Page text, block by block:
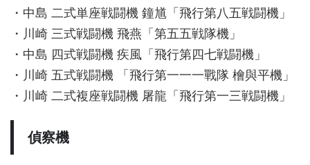
・中島 二式単座戦闘機 鐘馗「飛行第八五戦闘機」
・川崎 三式戦闘機 飛燕「第五五戦隊機」
・中島 四式戦闘機 疾風「飛行第四七戦闘機」
・川崎 五式戦闘機 「飛行第一一一戰隊 檜與平機」
・川崎 二式複座戦闘機 屠龍「飛行第一三戦闘機」
偵察機